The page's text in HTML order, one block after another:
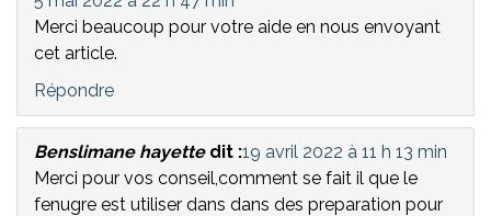
Merci beaucoup pour votre aide en nous envoyant
cet article.
Répondre
Benslimane hayette dit :19 avril 2022 à 11 h 13 min
Merci pour vos conseil,comment se fait il que le
fenugre est utiliser dans dans des preparation pour